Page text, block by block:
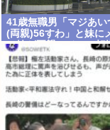
41歳無職男「マジあい
(両親)56すわ」と妹に
→妹が両親にメール転
親が警察に相談→無職
捕